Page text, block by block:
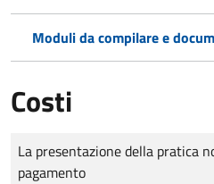
Moduli da compilare e
Costi
Tipo di pagamento
Importo
La presentazione della pratica
pagamento